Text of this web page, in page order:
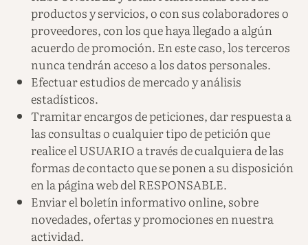
productos y servicios, o con sus colaboradores o
proveedores, con los que haya llegado a algún
acuerdo de promoción. En este caso, los terceros
nunca tendrán acceso a los datos personales.
Efectuar estudios de mercado y análisis
estadísticos.
Tramitar encargos de peticiones, dar respuesta a
las consultas o cualquier tipo de petición que
realice el USUARIO a través de cualquiera de las
formas de contacto que se ponen a su disposición
en la página web del RESPONSABLE.
Enviar el boletín informativo online, sobre
novedades, ofertas y promociones en nuestra
actividad.